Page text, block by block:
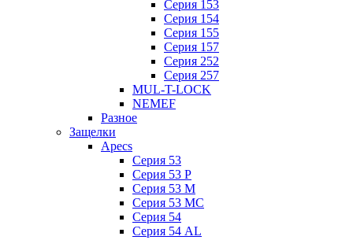
Серия 153
Серия 154
Серия 155
Серия 157
Серия 252
Серия 257
MUL-T-LOCK
NEMEF
Разное
Защелки
Apecs
Серия 53
Серия 53 P
Серия 53 М
Серия 53 МC
Серия 54
Серия 54 AL